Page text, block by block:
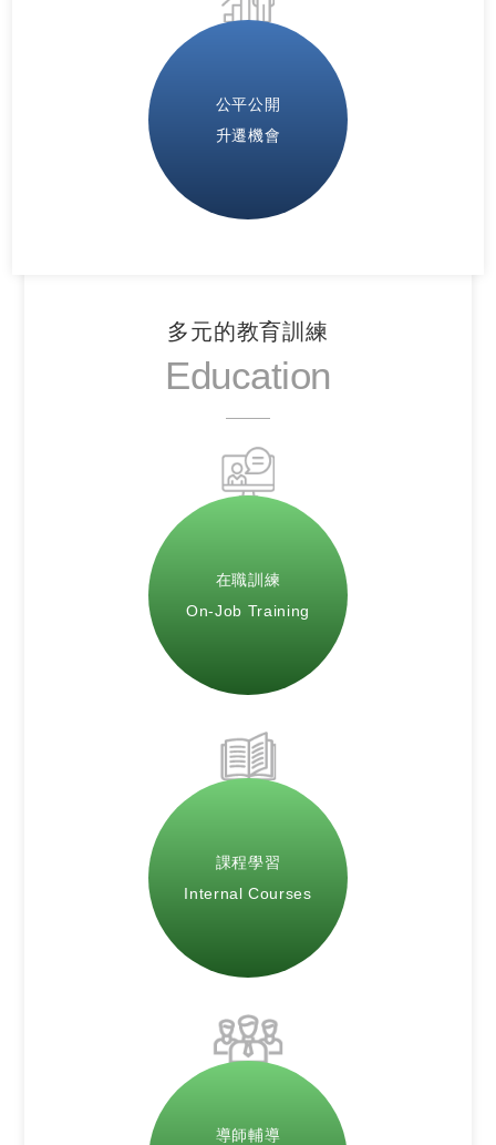
公平公開
升遷機會
在職訓練
On-Job Training
課程學習
Internal Courses
導師輔導
多元的教育訓練
Education